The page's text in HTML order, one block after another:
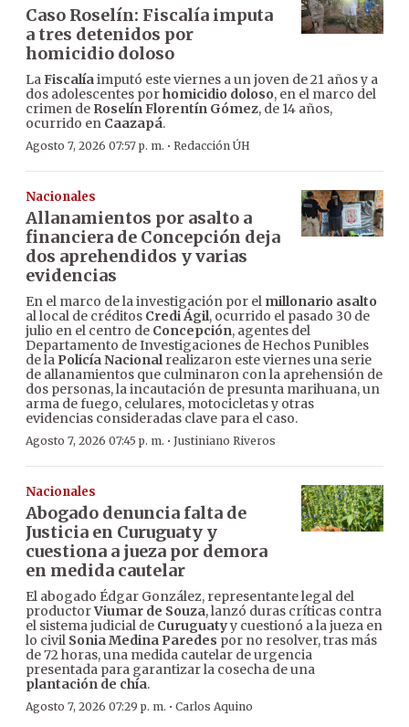
Caso Roselín: Fiscalía imputa
a tres detenidos por
homicidio doloso
LaFiscalíaimputó este viernes a un joven de 21 años y a
dos adolescentes porhomicidio doloso, en el marco del
crimen de Roselín Florentín Gómez, de 14 años,
ocurrido en Caazapá.
Agosto 7, 2026 07:57 p. m. · Redacción ÚH
Nacionales
Allanamientos por asalto a
financiera de Concepción deja
dos aprehendidos y varias
evidencias
En el marco de la investigación por el millonario asalto
al local de créditos Credi Ágil, ocurrido el pasado 30 de
julio en el centro de Concepción, agentes del
Departamento de Investigaciones de Hechos Punibles
de la Policía Nacionalrealizaron este viernes una serie
de allanamientos que culminaron con la aprehensión de
dos personas, la incautación de presunta marihuana, un
arma de fuego, celulares, motocicletas y otras
evidencias consideradas clave para el caso.
Agosto 7, 2026 07:45 p. m. · Justiniano Riveros
Nacionales
Abogado denuncia falta de
Justicia en Curuguaty y
cuestiona a jueza por demora
en medida cautelar
El abogado Édgar González, representante legal del
productorViumar de Souza, lanzó duras críticas contra
el sistema judicial de Curuguatyy cuestionó a la jueza en
lo civil Sonia Medina Paredes por no resolver, tras más
de 72 horas, una medida cautelar de urgencia
presentada para garantizar la cosecha de una
plantación de chía.
Agosto 7, 2026 07:29 p. m. · Carlos Aquino